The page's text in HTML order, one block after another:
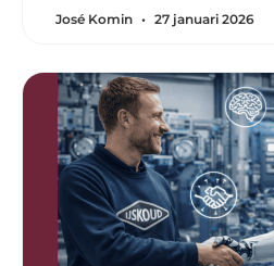
José Komin 27 januari 2026